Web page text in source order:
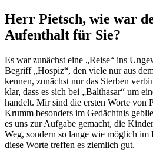
Herr Pietsch, wie war
Aufenthalt für Sie?
Es war zunächst eine „Reise“ ins
Begriff „Hospiz“, den viele nur aus
kennen, zunächst nur das Sterben
klar, dass es sich bei „Balthasar“ um
handelt. Mir sind die ersten Worte von
Krumm besonders im Gedächtnis
es uns zur Aufgabe gemacht, die
Weg, sondern so lange wie möglich im
diese Worte treffen es ziemlich gut.